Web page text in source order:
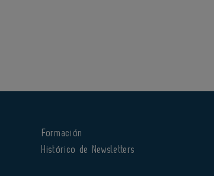
Formación
Histórico de Newsletters